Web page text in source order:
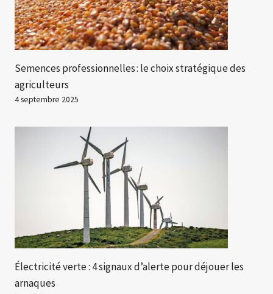
Semences professionnelles : le choix stratégique des
agriculteurs
4 septembre 2025
Électricité verte : 4 signaux d’alerte pour déjouer les
arnaques